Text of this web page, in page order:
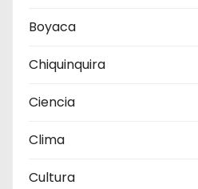
Boyaca
Chiquinquira
Ciencia
Clima
Cultura